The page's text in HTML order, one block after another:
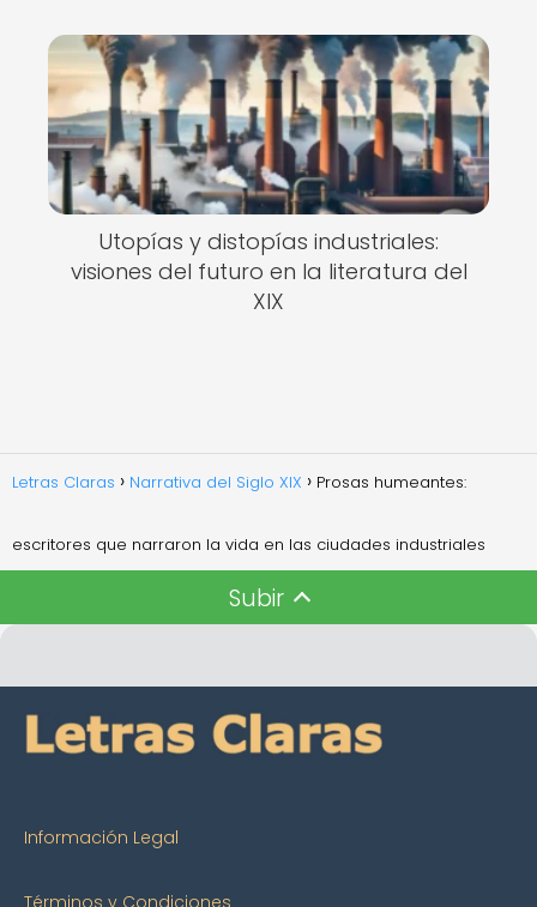
Utopías y distopías industriales:
visiones del futuro en la literatura del
XIX
Letras Claras Narrativa del Siglo XIX Prosas humeantes:
escritores que narraron la vida en las ciudades industriales
Subir
Información Legal
Términos y Condiciones